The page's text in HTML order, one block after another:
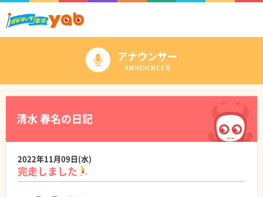
アナウンサー
ANNOUNCER
清水 春名の日記
2022年11月09日(水)
完走しました